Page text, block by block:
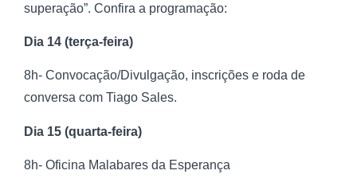
superação”. Confira a programação:
Dia 14 (terça-feira)
8h- Convocação/Divulgação, inscrições e roda de
conversa com Tiago Sales.
Dia 15 (quarta-feira)
8h- Oficina Malabares da Esperança